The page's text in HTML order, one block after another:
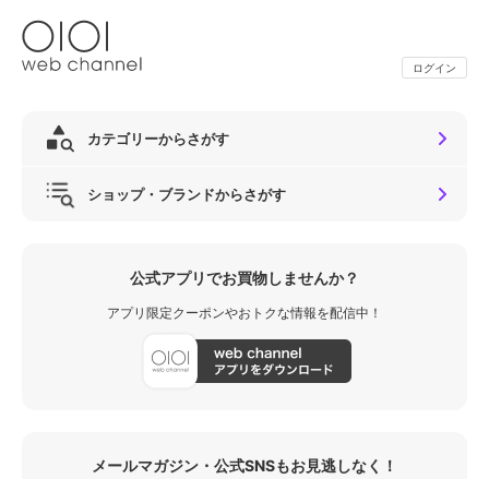
ログイン
カテゴリーからさがす
ショップ・ブランドからさがす
公式アプリでお買物しませんか？
アプリ限定クーポンやおトクな情報を配信中！
メールマガジン・公式SNSもお見逃しなく！